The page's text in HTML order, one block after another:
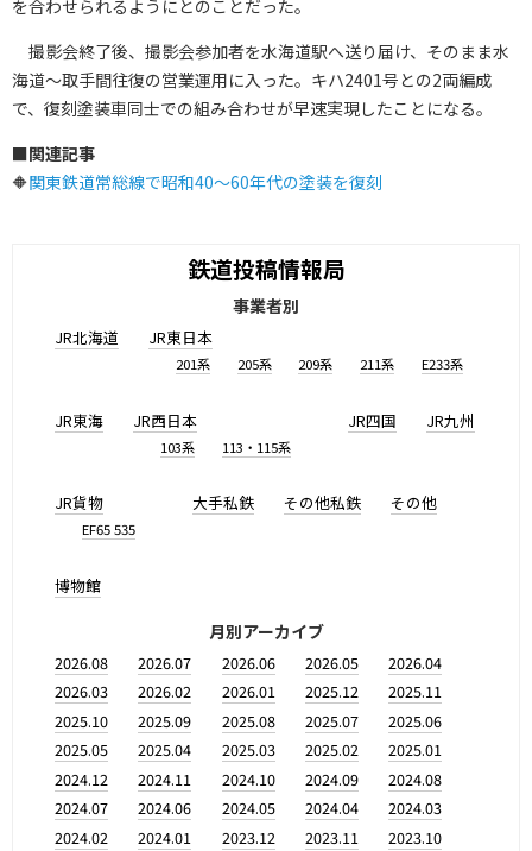
を合わせられるようにとのことだった。
撮影会終了後、撮影会参加者を水海道駅へ送り届け、そのまま水
海道～取手間往復の営業運用に入った。キハ2401号との2両編成
で、復刻塗装車同士での組み合わせが早速実現したことになる。
■関連記事
🔶関東鉄道常総線で昭和40〜60年代の塗装を復刻
鉄道投稿情報局
事業者別
JR北海道 JR東日本
201系 205系 209系 211系 E233系
JR東海 JR西日本
103系 113・115系
JR四国 JR九州
JR貨物
EF65 535
大手私鉄 その他私鉄 その他
博物館
月別アーカイブ
2026.08 2026.07 2026.06 2026.05
2026.04
2026.03
2026.02 2026.01 2025.12
2025.11
2025.10
2025.09 2025.08 2025.07
2025.06
2025.05
2025.04 2025.03 2025.02
2025.01
2024.12
2024.11 2024.10 2024.09
2024.08
2024.07
2024.06 2024.05 2024.04
2024.03
2024.02
2024.01 2023.12 2023.11
2023.10